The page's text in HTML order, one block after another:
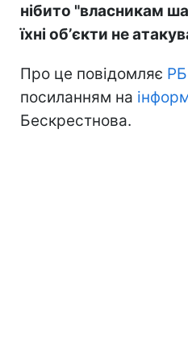
нібито "власникам
їхні обʼєкти не
Про це повідомляє
посиланням на
Бескрестнова.